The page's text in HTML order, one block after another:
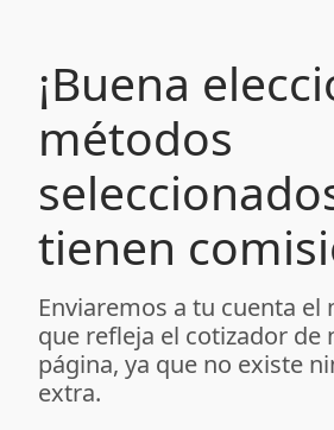
¡Buena
métodos
tienen
Enviaremos a tu cuenta el
que refleja el cotizador de
página, ya que no existe
extra.